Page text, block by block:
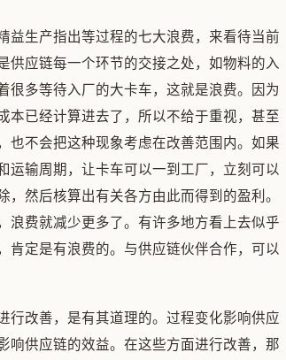
生产指出等过程的七大浪费，来看待当前
供应链每一个环节的交接之处，如物料的入
很多等待入厂的大卡车，这就是浪费。因为
本已经计算进去了，所以不给于重视，甚至
也不会把这种现象考虑在改善范围内。如果
运输周期，让卡车可以一到工厂，立刻可以
然后核算出有关各方由此而得到的盈利。
浪费就减少更多了。有许多地方看上去似乎
肯定是有浪费的。与供应链伙伴合作，可以
行改善，是有其道理的。过程变化影响供应
响供应链的效益。在这些方面进行改善，那